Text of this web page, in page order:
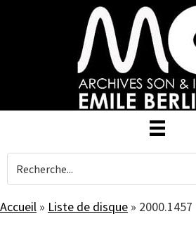
Accueil » Liste de disque » 2000.1457